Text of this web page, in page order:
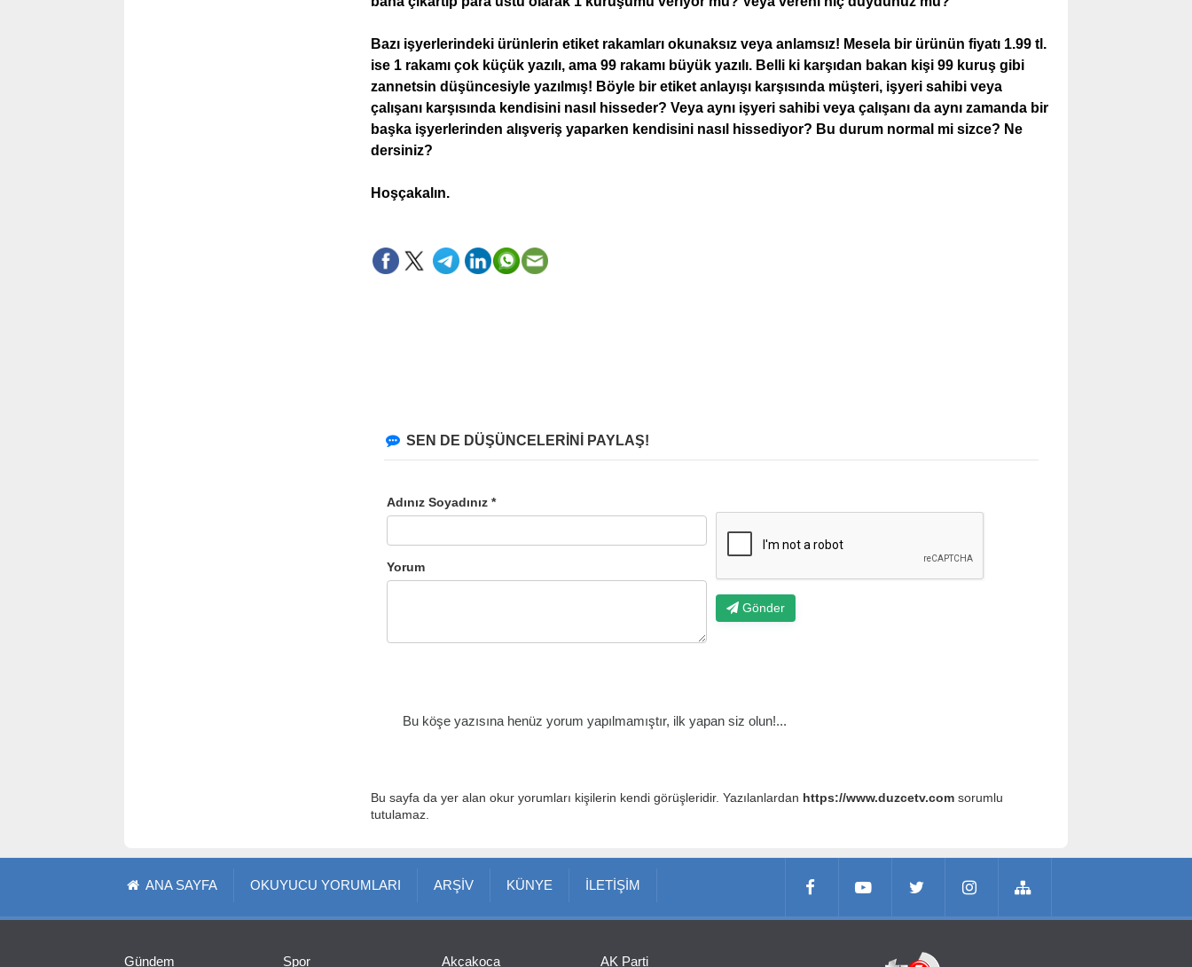
Bazı işyerlerindeki ürünlerin etiket rakamları okunaksız veya anlamsız! Mesela bir ürünün fiyatı 1.99 tl.
ise 1 rakamı çok küçük yazılı, ama 99 rakamı büyük yazılı. Belli ki karşıdan bakan kişi 99 kuruş gibi
zannetsin düşüncesiyle yazılmış! Böyle bir etiket anlayışı karşısında müşteri, işyeri sahibi veya
çalışanı karşısında kendisini nasıl hisseder? Veya aynı işyeri sahibi veya çalışanı da aynı zamanda bir
başka işyerlerinden alışveriş yaparken kendisini nasıl hissediyor? Bu durum normal mi sizce? Ne
dersiniz?
Hoşçakalın.
SEN DE DÜŞÜNCELERİNİ PAYLAŞ!
Adınız Soyadınız *
Yorum
Gönder
Bu köşe yazısına henüz yorum yapılmamıştır, ilk yapan siz olun!...
Bu sayfa da yer alan okur yorumları kişilerin kendi görüşleridir. Yazılanlardan https://www.duzcetv.comsorumlu
tutulamaz.
ANA SAYFA OKUYUCU YORUMLARI ARŞİV KÜNYE İLETİŞİM
Gündem Spor Akçakoca AK Parti